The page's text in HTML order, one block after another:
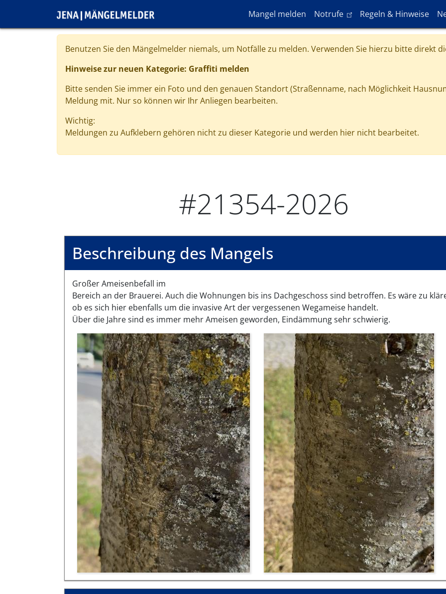
Hauptnavigation
Mangel melden Notrufe(link is external)
Regeln & Hinweise
Benutzen Sie den Mängelmelder niemals, um Notfälle zu melden. Verwenden Sie hierzu bitte direkt
Hinweise zur neuen Kategorie: Graffiti melden
Bitte senden Sie immer ein Foto und den genauen Standort (Straßenname, nach Möglichkeit
Meldung mit. Nur so können wir Ihr Anliegen bearbeiten.
Wichtig:
Meldungen zu Aufklebern gehören nicht zu dieser Kategorie und werden hier nicht bearbeitet.
#21354-2026
Beschreibung des Mangels
Großer Ameisenbefall im
Bereich an der Brauerei. Auch die Wohnungen bis ins Dachgeschoss sind betroffen. Es wäre zu
ob es sich hier ebenfalls um die invasive Art der vergessenen Wegameise handelt.
Über die Jahre sind es immer mehr Ameisen geworden, Eindämmung sehr schwierig.
Bilder des Mangels